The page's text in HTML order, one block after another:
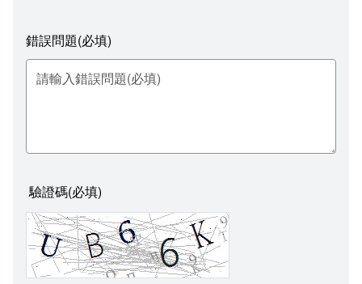
大廟興學
台江文化季
台江文化節慶
台江本土教育學習單
國立台江國家公園
國立臺灣歷史博物館
錯誤問題(必填)
驗證碼(必填)